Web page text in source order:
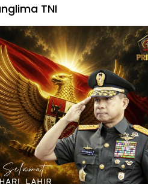
TNI